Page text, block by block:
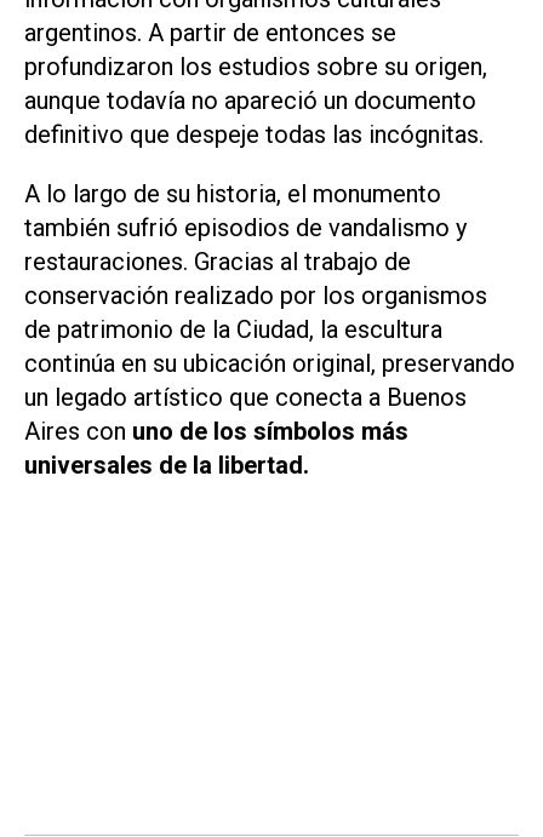
argentinos. A partir de entonces se
profundizaron los estudios sobre su origen,
aunque todavía no apareció un documento
definitivo que despeje todas las incógnitas.
A lo largo de su historia, el monumento
también sufrió episodios de vandalismo y
restauraciones. Gracias al trabajo de
conservación realizado por los organismos
de patrimonio de la Ciudad, la escultura
continúa en su ubicación original, preservando
un legado artístico que conecta a Buenos
Aires con uno de los símbolos más
universales de la libertad.